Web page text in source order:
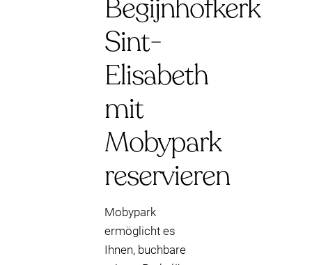
Begijnhofkerk
Sint-
Elisabeth
mit
Mobypark
reservieren
Mobypark
ermöglicht es
Ihnen, buchbare